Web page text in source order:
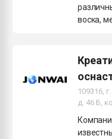
воска,
109316,
д. 46 Б,